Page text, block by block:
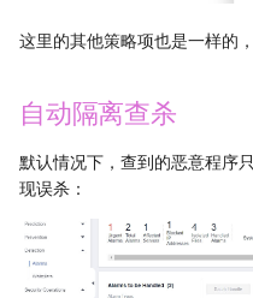
视频翻译技术实现
OpenAI Whisper使用
Sd
这里的其他策略项也是一样的
自动隔离查杀
默认情况下，查到的恶意程序
现误杀：